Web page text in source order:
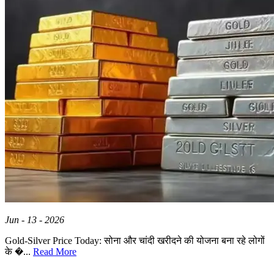
Jun - 13 - 2026
Gold-Silver Price Today: सोना और चांदी खरीदने की योजना बना रहे लोगों
के �... Read More